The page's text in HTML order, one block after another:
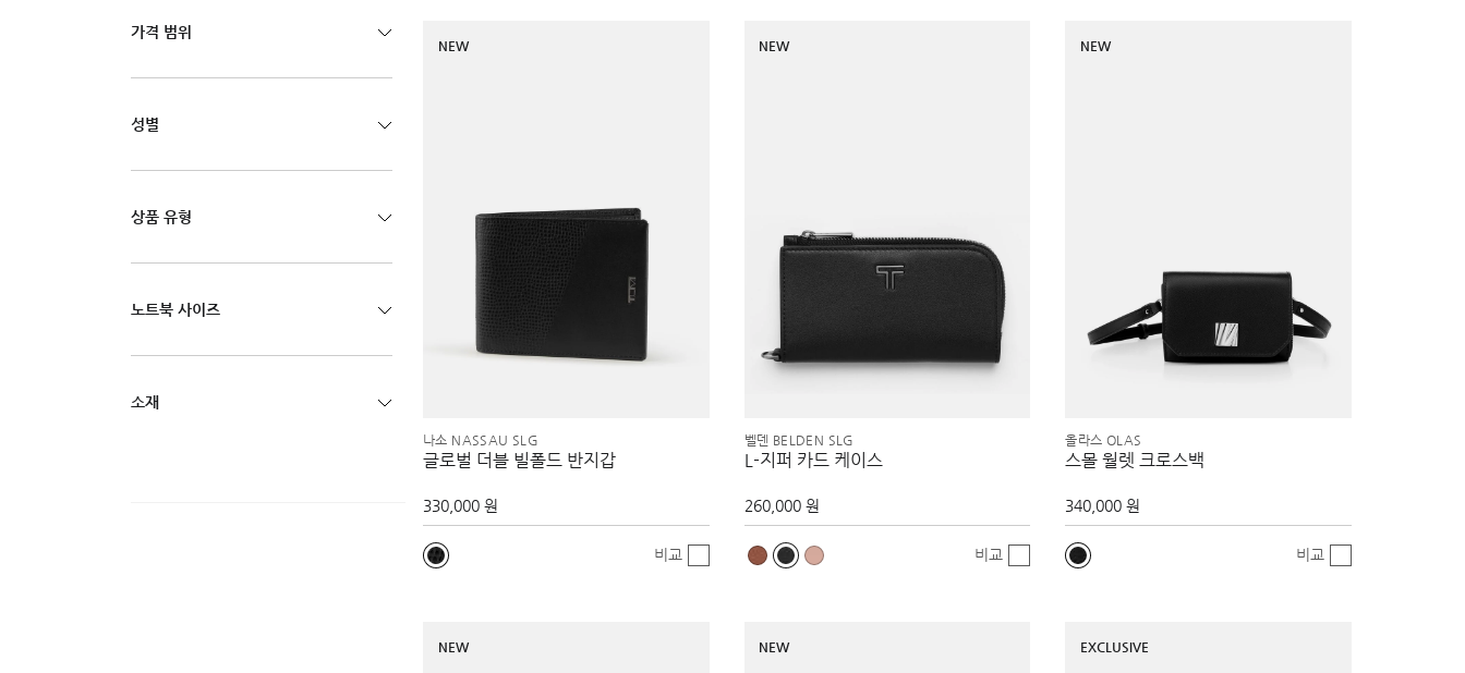
가격 범위
성별
상품 유형
노트북 사이즈
소재
NEW
나소 NASSAU SLG
글로벌 더블 빌폴드 반지갑
330,000 원
비교
NEW
벨덴 BELDEN SLG
L-지퍼 카드 케이스
260,000 원
비교
NEW
올라스 OLAS
스몰 월렛 크로스백
340,000 원
비교
NEW NEW EXCLUSIVE